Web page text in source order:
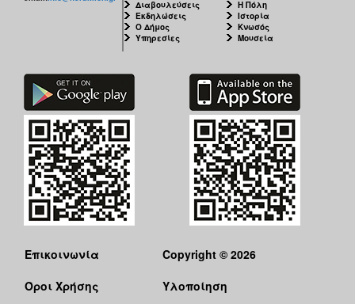
Διαβουλεύσεις
Εκδηλώσεις
Ο Δήμος
Υπηρεσίες
Η Πόλη
Ιστορία
Κνωσός
Μουσεία
Επικοινωνία
Όροι Χρήσης
Copyright © 2026
Υλοποίηση